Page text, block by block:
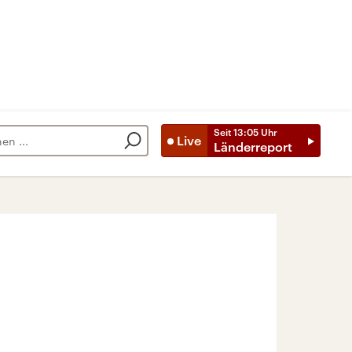
Live
Seit 13:05 Uhr
Länderreport